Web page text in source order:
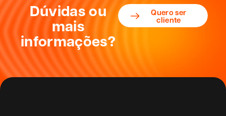
Dúvidas ou
mais
informações?
Quero ser
cliente